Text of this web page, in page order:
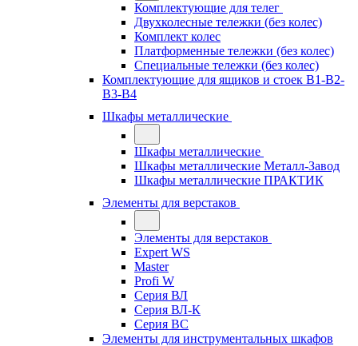
Комплектующие для телег
Двухколесные тележки (без колес)
Комплект колес
Платформенные тележки (без колес)
Специальные тележки (без колес)
Комплектующие для ящиков и стоек В1-В2-
В3-В4
Шкафы металлические
Шкафы металлические
Шкафы металлические Металл-Завод
Шкафы металлические ПРАКТИК
Элементы для верстаков
Элементы для верстаков
Expert WS
Master
Profi W
Серия ВЛ
Серия ВЛ-К
Серия ВС
Элементы для инструментальных шкафов